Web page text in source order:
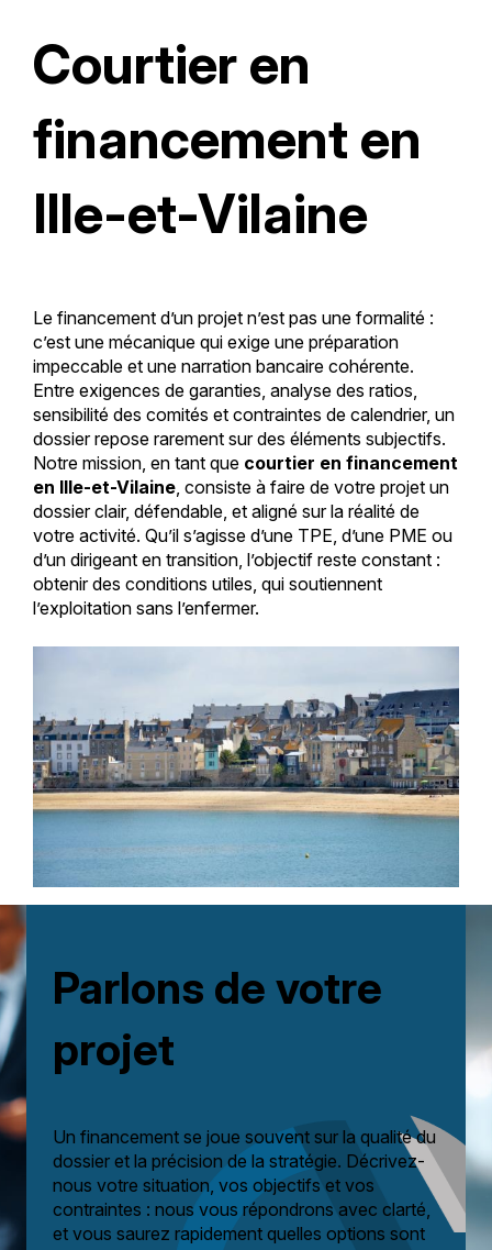
Courtier en
financement en
Ille-et-Vilaine
Le financement d’un projet n’est pas une formalité :
c’est une mécanique qui exige une préparation
impeccable et une narration bancaire cohérente.
Entre exigences de garanties, analyse des ratios,
sensibilité des comités et contraintes de calendrier, un
dossier repose rarement sur des éléments subjectifs.
Notre mission, en tant que courtier en financement
en Ille-et-Vilaine, consiste à faire de votre projet un
dossier clair, défendable, et aligné sur la réalité de
votre activité. Qu’il s’agisse d’une TPE, d’une PME ou
d’un dirigeant en transition, l’objectif reste constant :
obtenir des conditions utiles, qui soutiennent
l’exploitation sans l’enfermer.
Parlons de votre
projet
Un financement se joue souvent sur la qualité du
dossier et la précision de la stratégie. Décrivez-
nous votre situation, vos objectifs et vos
contraintes : nous vous répondrons avec clarté,
et vous saurez rapidement quelles options sont